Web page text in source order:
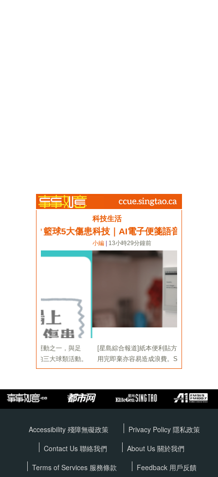
Accessibility 殘障無礙政策 Privacy Policy 隱私政策
Contact Us 聯絡我們
About Us 關於我們
Terms of Services 服務條款 Feedback 用戶反饋